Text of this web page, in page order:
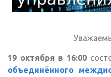
19 октября в 16:00
объединённого